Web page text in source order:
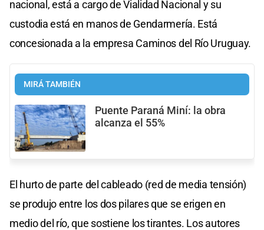
nacional, está a cargo de Vialidad Nacional y su
custodia está en manos de Gendarmería. Está
concesionada a la empresa Caminos del Río Uruguay.
MIRÁ TAMBIÉN
Puente Paraná Miní: la obra
alcanza el 55%
El hurto de parte del cableado (red de media tensión)
se produjo entre los dos pilares que se erigen en
medio del río, que sostiene los tirantes. Los autores